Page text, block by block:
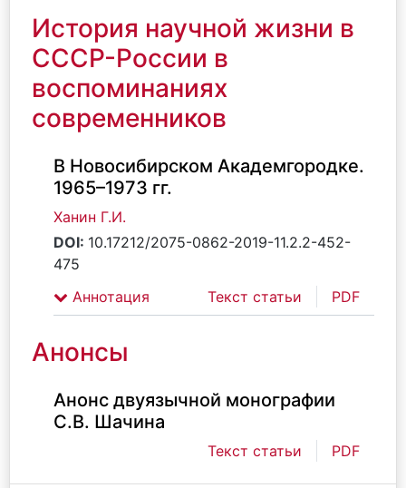
История научной жизни в
СССР-России в
воспоминаниях
современников
В Новосибирском Академгородке.
1965–1973 гг.
Ханин Г.И.
DOI: 10.17212/2075-0862-2019-11.2.2-452-
475
Аннотация
Текст статьи PDF
Анонсы
Анонс двуязычной монографии
С.В. Шачина
Текст статьи PDF